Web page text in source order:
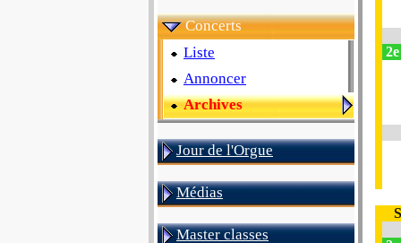
Concerts
Liste
Annoncer
Archives
Jour de l'Orgue
Médias
Master classes